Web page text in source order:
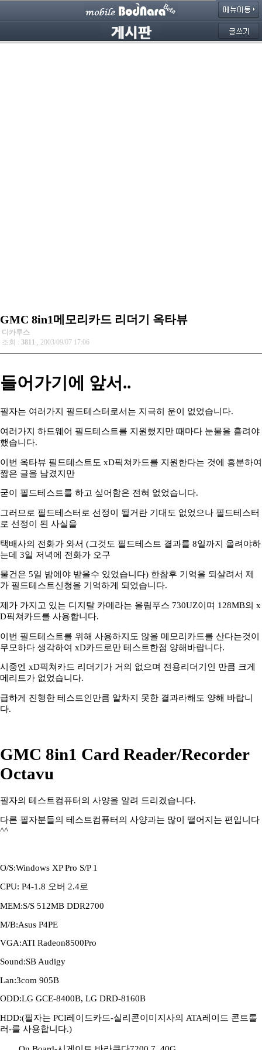
GMC 8in1메모리카드 리더기 옥타뷰
디카루스
조회 : 3811 , 2003/09/07 17:06
들어가기에 앞서..
필자는 여러가지 필드테스터로서는 지극히 운이 없었습니다.
여러가지 하드웨어 필드테스트를 지원했지만 때마다 눈물을 흘려야
했습니다.
이번 옥타뷰 필드테스트도 xD픽쳐카드를 지원한다는 것에 흥분하여
짧은 글을 남겼지만
굳이 필드테스트를 하고 싶어함은 전혀 없었습니다.
그러므로 필드테스터로 선정이 될거란 기대도 없었으나 필드테스터
로 선정이 된 사실을
택배사의 전화가 와서 (그것도 필드테스트 결과를 8일까지 올려야하
는데 3일 저녁에 전화가 오구
물건은 5일 밤에야 받을수 있었습니다) 한참후 기억을 되살려서 제
가 필드테스트신청을 기억하게 되었습니다.
제가 가지고 있는 디지탈 카메라는 올림푸스 730UZ이며 128MB의 x
D픽쳐카드를 사용합니다.
이번 필드테스트를 위해 사용하지도 않을 메모리카드를 산다는것이
무모하다 생각하여 xD카드로만 테스트한점 양해바랍니다.
시중엔 xD픽쳐카드 리더기가 거의 없으며 전용리더기인 만큼 크게
메리트가 없었습니다.
급하게 진행한 테스트인만큼 알차지 못한 결과라해도 양해 바랍니
다.
GMC 8in1 Card Reader/Recorder
Octavu
필자의 테스트컴퓨터의 사양을 알려 드리겠습니다.
다른 필자분들의 테스트컴퓨터의 사양과는 많이 떨어지는 편입니다
^^
O/S:Windows XP Pro S/P 1
CPU: P4-1.8 오버 2.4로
MEM:S/S 512MB DDR2700
M/B:Asus P4PE
VGA:ATI Radeon8500Pro
Sound:SB Audigy
Lan:3com 905B
ODD:LG GCE-8400B, LG DRD-8160B
HDD:(필자는 PCI레이드카드-실리콘이미지사의 ATA레이드 콘트롤
러-를 사용합니다.)